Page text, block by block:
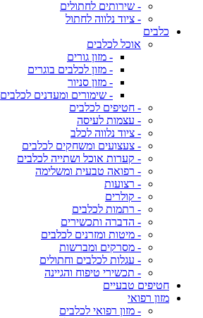
- שירותים לחתולים
- ציוד נלווה לחתול
כלבים
אוכל לכלבים
- מזון גורים
- מזון לכלבים בוגרים
- מזון סניור
- שימורים ומעדנים לכלבים
- חטיפים לכלבים
- עצמות לעיסה
- ציוד נלווה לכלב
- צעצועים ומשחקים לכלבים
- קערות אוכל ושתייה לכלבים
- רפואה טבעית ומשלימה
- רצועות
- קולרים
- רתמות לכלבים
- הדברה ותכשירים
- מיטות ומזרנים לכלבים
- מסרקים ומברשות
- עגלות לכלבים וחתולים
- תכשירי טיפוח והגיינה
חטיפים טבעיים
מזון רפואי
- מזון רפואי לכלבים